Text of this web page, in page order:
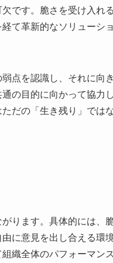
です。脆さを受け入れ
て革新的なソリューシ
点を認識し、それに向
の目的に向かって協力
だの「生き残り」では
ります。具体的には、
に意見を出し合える環
織全体のパフォーマン